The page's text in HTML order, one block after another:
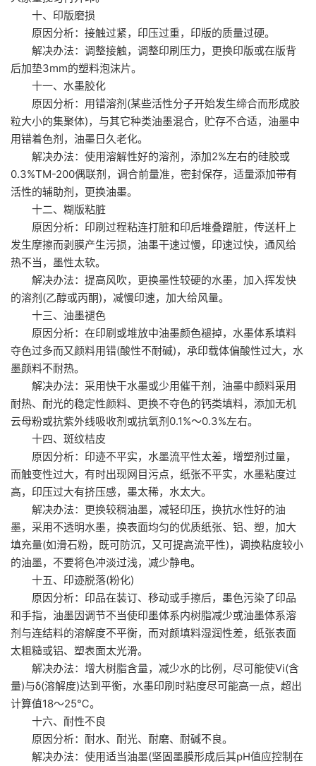
十、印版磨损
原因分析：接触过紧，印压过重，印版的质量过硬。
解决办法：调整接触，调整印刷压力，更换印版或在版背
后加垫3mm的塑料泡沫片。
十一、水墨胶化
原因分析：用错溶剂(某些活性分子开始发生缔合而形成胶
粒大小的集聚体)，与其它种类油墨混合，贮存不合适，油墨中
用错着色剂，油墨日久老化。
解决办法：使用溶解性好的溶剂，添加2%左右的硅胶或
0.3%TM-200偶联剂，调合前量准，密封保存，适量添加带有
活性的辅助剂，更换油墨。
十二、糊版粘脏
原因分析：印刷过程粘连打脏和印后堆叠蹭脏，传送杆上
发生摩擦而剥膜产生污损，油墨干速过慢，印速过快，通风给
热不当，墨性太软。
解决办法：提高风吹，更换墨性较硬的水墨，加入挥发快
的溶剂(乙醇或丙酮)，减慢印速，加大给风量。
十三、油墨褪色
原因分析：在印刷或堆放中油墨颜色褪掉，水墨体系填料
夺色过多而又颜料用错(酸性不耐碱)，承印载体偏酸性过大，水
墨颜料不耐热。
解决办法：采用快干水墨或少用催干剂，油墨中颜料采用
耐热、耐光的稳定性颜料、更换不夺色的钙类填料，添加无机
云母粉或抗紫外线吸收剂或抗氧剂0.1%～0.3%左右。
十四、斑纹桔皮
原因分析：印迹不平实，水墨流平性太差，增塑剂过量，
而触变性过大，有时出现网目污点，纸张不平实，水墨粘度过
高，印压过大有挤压感，墨太稀，水太大。
解决办法：更换较稠油墨，减轻印压，换抗水性好的油
墨，采用不透明水墨，换表面均匀的优质纸张、铝、塑，加大
填充量(如滑石粉，既可防沉，又可提高流平性)，调换粘度较小
的油墨，不要将色冲淡过浅，减少静电。
十五、印迹脱落(粉化)
原因分析：印品在装订、移动或手擦后，墨色污染了印品
和手指，油墨因调节不当使印墨体系内树脂减少或油墨体系溶
剂与连结料的溶解度不平衡，而对颜填料湿润性差，纸张表面
太粗糙或铝、塑表面太光滑。
解决办法：增大树脂含量，减少水的比例，尽可能使Vi(含
量)与δ(溶解度)达到平衡，水墨印刷时粘度尽可能高一点，超出
计算值18～25℃。
十六、耐性不良
原因分析：耐水、耐光、耐磨、耐碱不良。
解决办法：使用适当油墨(坚固墨膜形成后其pH值应控制在